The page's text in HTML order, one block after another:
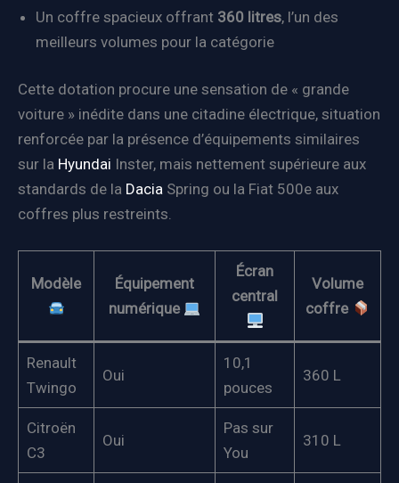
Un coffre spacieux offrant 360 litres, l’un des
meilleurs volumes pour la catégorie
Cette dotation procure une sensation de « grande
voiture » inédite dans une citadine électrique, situation
renforcée par la présence d’équipements similaires
sur la Hyundai Inster, mais nettement supérieure aux
standards de la Dacia Spring ou la Fiat 500e aux
coffres plus restreints.
Modèle
Équipement
numérique
Écran
central
Volume
coffre
Renault
Twingo
Oui
10,1
pouces
360 L
Citroën
C3
Oui
Pas sur
You
310 L